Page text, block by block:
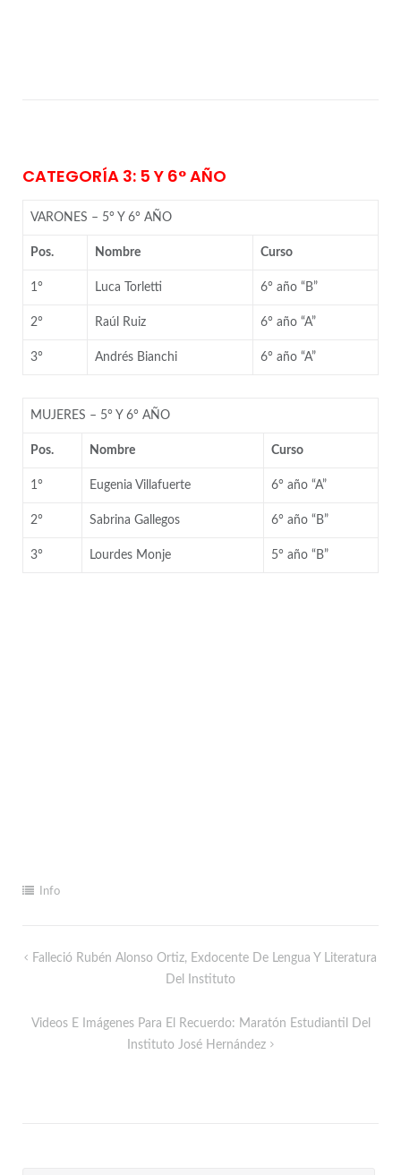
CATEGORÍA 3: 5 Y 6° AÑO
VARONES – 5° Y 6° AÑO
Pos. Nombre Curso
1° Luca Torletti 6° año “B”
2° Raúl Ruiz 6° año “A”
3° Andrés Bianchi 6° año “A”
MUJERES – 5° Y 6° AÑO
Pos. Nombre Curso
1° Eugenia Villafuerte 6° año “A”
2° Sabrina Gallegos 6° año “B”
3° Lourdes Monje 5° año “B”
Info
Falleció Rubén Alonso Ortiz, Exdocente De Lengua Y Literatura
Del Instituto
Videos E Imágenes Para El Recuerdo: Maratón Estudiantil Del
Instituto José Hernández